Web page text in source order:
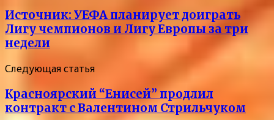
Источник: УЕФА планирует доиграть
Лигу чемпионов и Лигу Европы за три
недели
Следующая статья
Красноярский “Енисей” продлил
контракт с Валентином Стрильчуком